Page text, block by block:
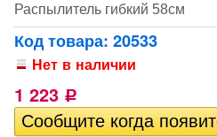
Распылитель гибкий 58см
Код товара: 20533
Нет в наличии
1 223 Р